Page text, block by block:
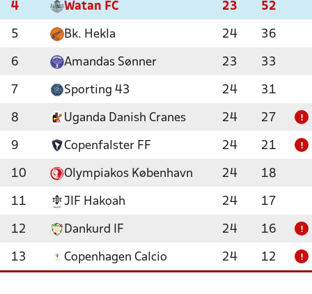
4 Watan FC 23 52
5 Bk. Hekla 24 36
6 Amandas Sønner 23 33
7 Sporting 43 24 31
8 Uganda Danish Cranes 24 27 !
9 Copenfalster FF 24 21 !
10 Olympiakos København 24 18
11 JIF Hakoah 24 17
12 Dankurd IF 24 16 !
13 Copenhagen Calcio 24 12 !